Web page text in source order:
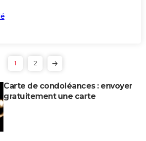
1 2
Carte de condoléances : envoyer
gratuitement une carte